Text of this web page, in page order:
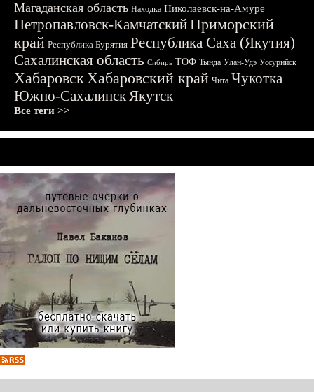
Магаданская область Находка Николаевск-на-Амуре
Петропавловск-КамчатскийПриморский
край Республика Бурятия Республика Саха (Якутия)
Сахалинская область Сибирь ТОФ Тында Улан-Удэ Уссурийск
ХабаровскХабаровский край Чита Чукотка
Южно-СахалинскЯкутск
Все теги >>